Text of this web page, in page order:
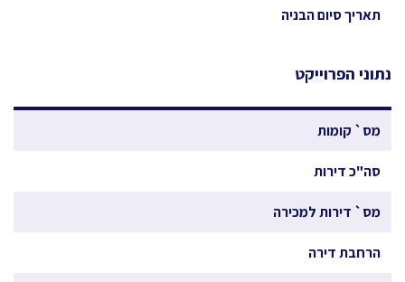
תאריך סיום הבניה
נתוני הפרוייקט
מס` קומות
סה"כ דירות
מס` דירות למכירה
הרחבת דירה